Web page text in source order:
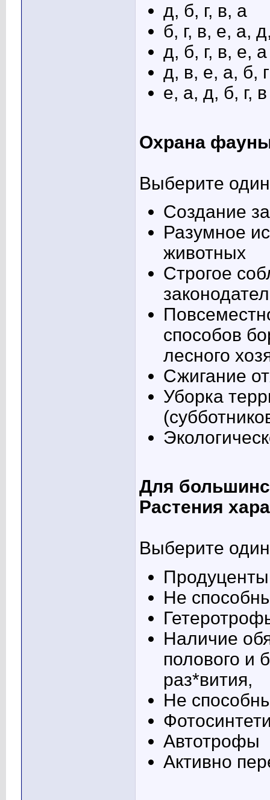
д, б, г, в, а
б, г, в, е, а,
д, б, г, в, е, а
д, в, е, а, б, г
е, а, д, б, г, в
Охрана
Выберите
Создание
Разумное
животных
Строгое
способов
лесного
Сжигание
Уборка
Для
Растения
Выберите
Продуценты
Не
Наличие
полового и
раз*вития,
Не
Автотрофы
Активно